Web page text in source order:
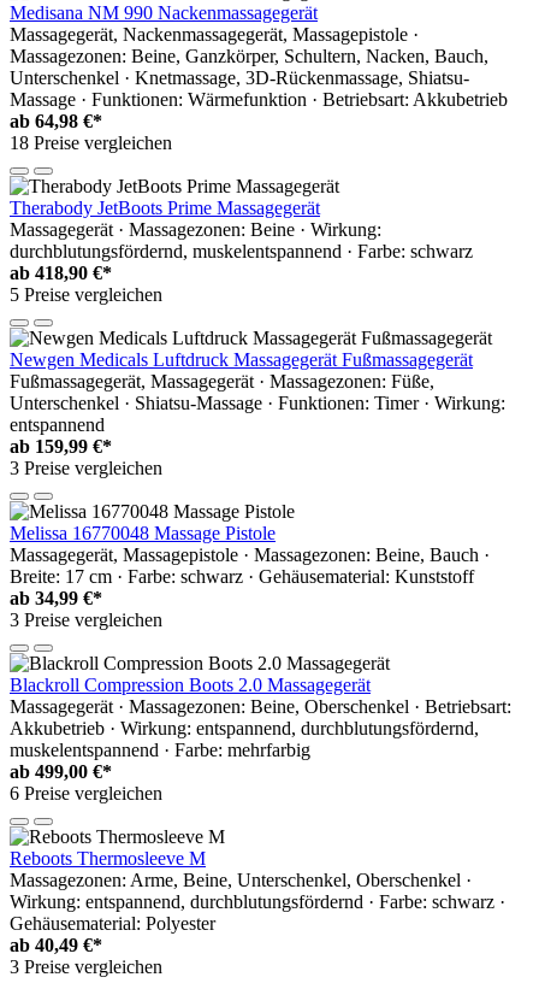
Medisana NM 990 Nackenmassagegerät
Massagegerät, Nackenmassagegerät, Massagepistole ·
Massagezonen: Beine, Ganzkörper, Schultern, Nacken, Bauch,
Unterschenkel · Knetmassage, 3D-Rückenmassage, Shiatsu-
Massage · Funktionen: Wärmefunktion · Betriebsart: Akkubetrieb
ab 64,98 €*
18 Preise vergleichen
Therabody JetBoots Prime Massagegerät
Massagegerät · Massagezonen: Beine · Wirkung:
durchblutungsfördernd, muskelentspannend · Farbe: schwarz
ab 418,90 €*
5 Preise vergleichen
Newgen Medicals Luftdruck Massagegerät Fußmassagegerät
Fußmassagegerät, Massagegerät · Massagezonen: Füße,
Unterschenkel · Shiatsu-Massage · Funktionen: Timer · Wirkung:
entspannend
ab 159,99 €*
3 Preise vergleichen
Melissa 16770048 Massage Pistole
Massagegerät, Massagepistole · Massagezonen: Beine, Bauch ·
Breite: 17 cm · Farbe: schwarz · Gehäusematerial: Kunststoff
ab 34,99 €*
3 Preise vergleichen
Blackroll Compression Boots 2.0 Massagegerät
Massagegerät · Massagezonen: Beine, Oberschenkel · Betriebsart:
Akkubetrieb · Wirkung: entspannend, durchblutungsfördernd,
muskelentspannend · Farbe: mehrfarbig
ab 499,00 €*
6 Preise vergleichen
Reboots Thermosleeve M
Massagezonen: Arme, Beine, Unterschenkel, Oberschenkel ·
Wirkung: entspannend, durchblutungsfördernd · Farbe: schwarz ·
Gehäusematerial: Polyester
ab 40,49 €*
3 Preise vergleichen